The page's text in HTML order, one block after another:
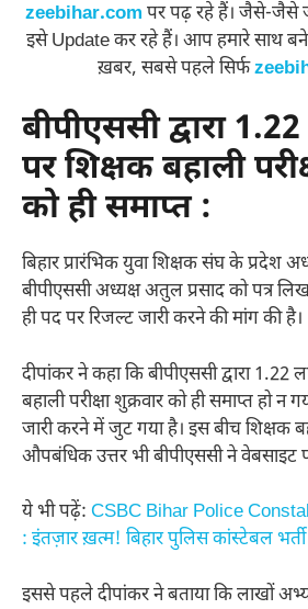
zeebihar.com पर पढ़ रहे हैं। जैसे-जैसे
इसे Update कर रहे हैं। आप हमारे साथ बने
ख़बर, सबसे पहले सिर्फ
बीपीएससी द्वारा
पर शिक्षक बहाली
को ही समाप्त :
बिहार प्रारंभिक युवा शिक्षक संघ के प्रदेश
बीपीएससी अध्यक्ष अतुल प्रसाद को पत्र
ही पद पर रिजल्ट जारी करने की मांग की है।
दीपांकर ने कहा कि बीपीएससी द्वारा 1.22
बहाली परीक्षा शुक्रवार को ही समाप्त हो
जारी करने में जुट गया है। इस बीच शिक्षक
औपबंधिक उत्तर भी बीपीएससी ने वेबसाइट
ये भी पढ़ें: CSBC Bihar Police
: इंतज़ार ख़त्म! बिहार पुलिस कांस्टेबल
इससे पहले दीपांकर ने बताया कि लाखों